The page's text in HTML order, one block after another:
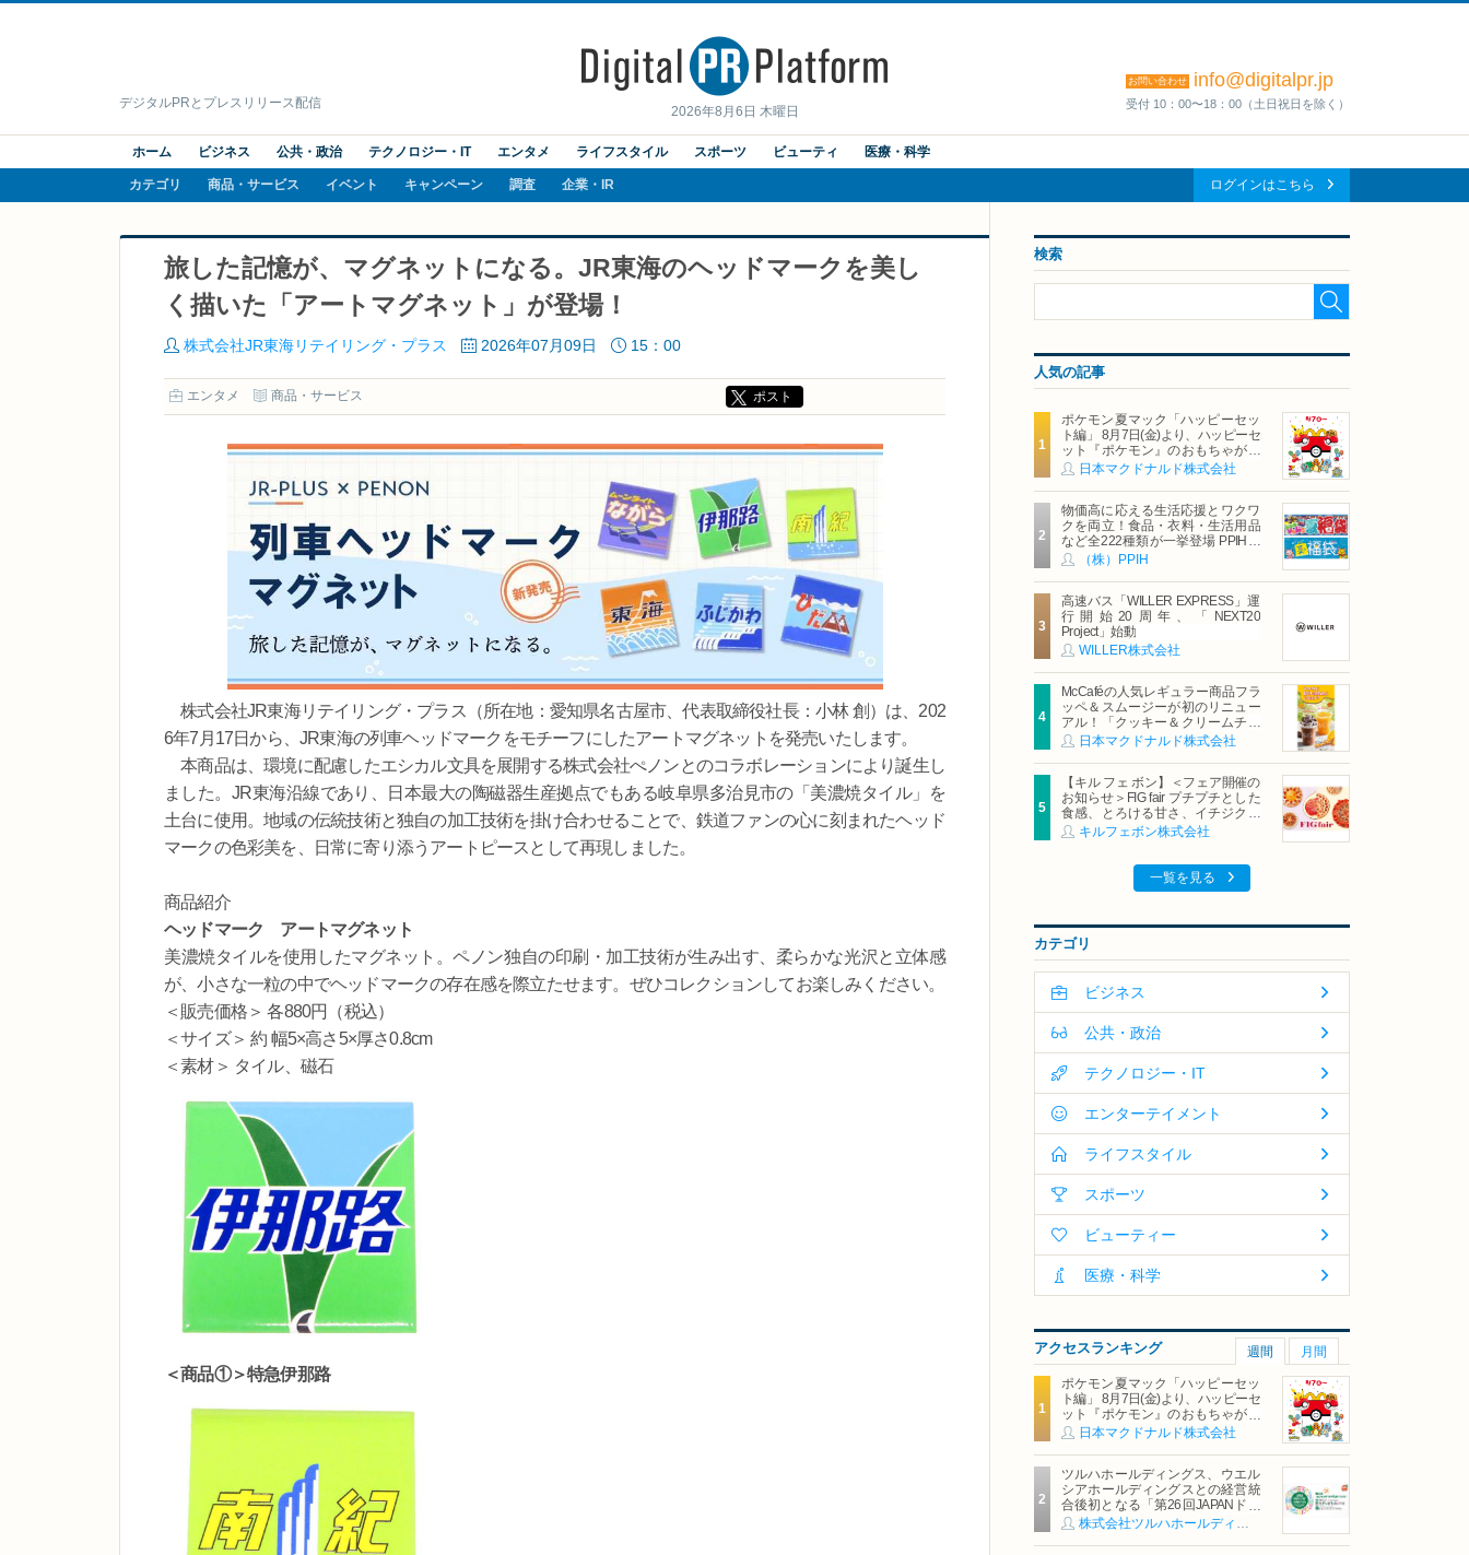
2026年8月6日 木曜日
デジタルPRとプレスリリース配信
お問い合わせ info@digitalpr.jp
受付 10：00〜18：00（土日祝日を除く）
ホーム ビジネス 公共・政治 テクノロジー・IT エンタメ ライフスタイル スポーツ ビューティ 医療・科学
カテゴリ 商品・サービス イベント キャンペーン 調査 企業・IR ログインはこちら
旅した記憶が、マグネットになる。JR東海のヘッドマークを美し
く描いた「アートマグネット」が登場！
株式会社JR東海リテイリング・プラス 2026年07月09日 15：00
エンタメ 商品・サービス ポスト
株式会社JR東海リテイリング・プラス（所在地：愛知県名古屋市、代表取締役社長：小林 創）は、202
6年7月17日から、JR東海の列車ヘッドマークをモチーフにしたアートマグネットを発売いたします。
本商品は、環境に配慮したエシカル文具を展開する株式会社ぺノンとのコラボレーションにより誕生し
ました。JR東海沿線であり、日本最大の陶磁器生産拠点でもある岐阜県多治見市の「美濃焼タイル」を
土台に使用。地域の伝統技術と独自の加工技術を掛け合わせることで、鉄道ファンの心に刻まれたヘッド
マークの色彩美を、日常に寄り添うアートピースとして再現しました。
商品紹介
ヘッドマーク アートマグネット
美濃焼タイルを使用したマグネット。ペノン独自の印刷・加工技術が生み出す、柔らかな光沢と立体感
が、小さな一粒の中でヘッドマークの存在感を際立たせます。ぜひコレクションしてお楽しみください。
＜販売価格＞ 各880円（税込）
＜サイズ＞ 約 幅5×高さ5×厚さ0.8cm
＜素材＞ タイル、磁石
＜商品①＞特急伊那路
検索
人気の記事
ポケモン夏マック「ハッピーセッ
ト編」 8月7日(金)より、ハッピーセ
ット『ポケモン』のおもちゃが期
間限定登場
日本マクドナルド株式会社
物価高に応える生活応援とワクワ
クを両立！食品・衣料・生活用品
など全222種類が一挙登場 PPIHグ
ループ「夏福袋」＆セール 8月6日
(木)より順次スタート
（株）PPIH
高速バス「WILLER EXPRESS」運
行開始20周年、「NEXT20
Project」始動
WILLER株式会社
McCaféの人気レギュラー商品フラ
ッペ＆スムージーが初のリニュー
アル！「クッキー＆クリームチョ
コフラッペ」「マンゴースムージ
ー」8月5日（水）から販売開始
日本マクドナルド株式会社
【キル フェ ボン】＜フェア開催の
お知らせ＞FIG fair プチプチとした
食感、とろける甘さ、イチジクの
魅力をたっぷりと。新作を含め、
イチジク尽くしの全4種が登場8月
キルフェボン株式会社
一覧を見る
カテゴリ
ビジネス
公共・政治
テクノロジー・IT
エンターテイメント
ライフスタイル
スポーツ
ビューティー
医療・科学
アクセスランキング 週間 月間
ポケモン夏マック「ハッピーセッ
ト編」 8月7日(金)より、ハッピーセ
ット『ポケモン』のおもちゃが期
間限定登場
日本マクドナルド株式会社
ツルハホールディングス、ウエル
シアホールディングスとの経営統
合後初となる「第26回JAPANドラ
ッグストアショー」に出展
株式会社ツルハホールディングス